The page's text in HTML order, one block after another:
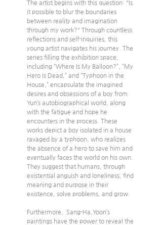
The artist begins with this question: "Is
it possible to blur the boundaries
between reality and imagination
through my work?" Through countless
reflections and self-inquiries, this
young artist navigates his journey. The
series filling the exhibition space,
including “Where Is My Balloon?”, “My
Hero Is Dead,” and “Typhoon in the
House,” encapsulate the imagined
desires and obsessions of a boy from
Yun’s autobiographical world, along
with the fatigue and hope he
encounters in the process. These
works depict a boy isolated in a house
ravaged by a typhoon, who realizes
the absence of a hero to save him and
eventually faces the world on his own.
They suggest that humans, through
existential anguish and loneliness, find
meaning and purpose in their
existence, solve problems, and grow.
Furthermore,  Sang-Ha,Yoon’s
paintings have the power to reveal the